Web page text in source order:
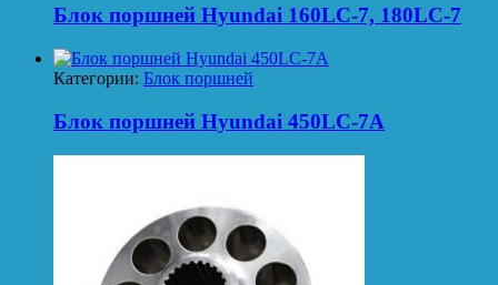
Блок поршней Hyundai 160LC-7, 180LC-7
Категории: Блок поршней
Блок поршней Hyundai 450LC-7A